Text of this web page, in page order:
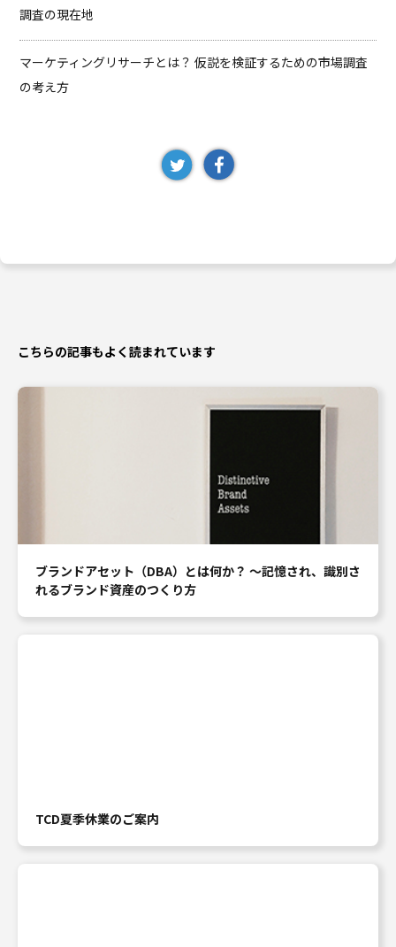
調査の現在地
マーケティングリサーチとは？ 仮説を検証するための市場調査
の考え方
こちらの記事もよく読まれています
ブランドアセット（DBA）とは何か？ ～記憶され、識別さ
れるブランド資産のつくり方
TCD夏季休業のご案内